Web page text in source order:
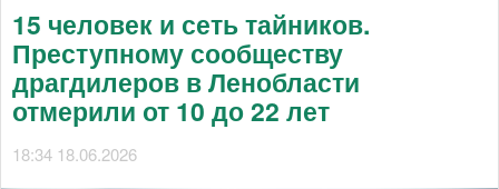
15 человек и сеть тайников.
Преступному сообществу
драгдилеров в Ленобласти
отмерили от 10 до 22 лет
18:34 18.06.2026